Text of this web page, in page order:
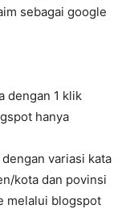
sebagai google
dengan 1 klik
hanya
variasi kata
kota dan povinsi
melalui blogspot